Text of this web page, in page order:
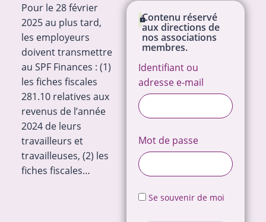
Pour le 28 février
2025 au plus tard,
les employeurs
doivent transmettre
au SPF Finances : (1)
les fiches fiscales
281.10 relatives aux
revenus de l’année
2024 de leurs
travailleurs et
travailleuses, (2) les
fiches fiscales…
Contenu réservé
aux directions de
nos associations
membres.
Identifiant ou
adresse e-mail
Mot de passe
Se souvenir de moi